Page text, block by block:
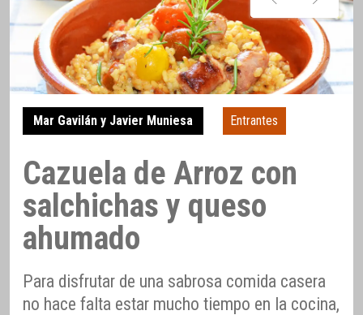
Mar Gavilán y Javier Muniesa Entrantes
Cazuela de Arroz con
salchichas y queso
ahumado
Para disfrutar de una sabrosa comida casera
no hace falta estar mucho tiempo en la cocina,